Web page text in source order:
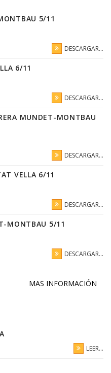
5/11
DESCARGAR...
6/11
DESCARGAR...
MUNDET-MONTBAU
DESCARGAR...
VELLA 6/11
DESCARGAR...
MONTBAU 5/11
DESCARGAR...
MAS INFORMACIÓN
LEER...